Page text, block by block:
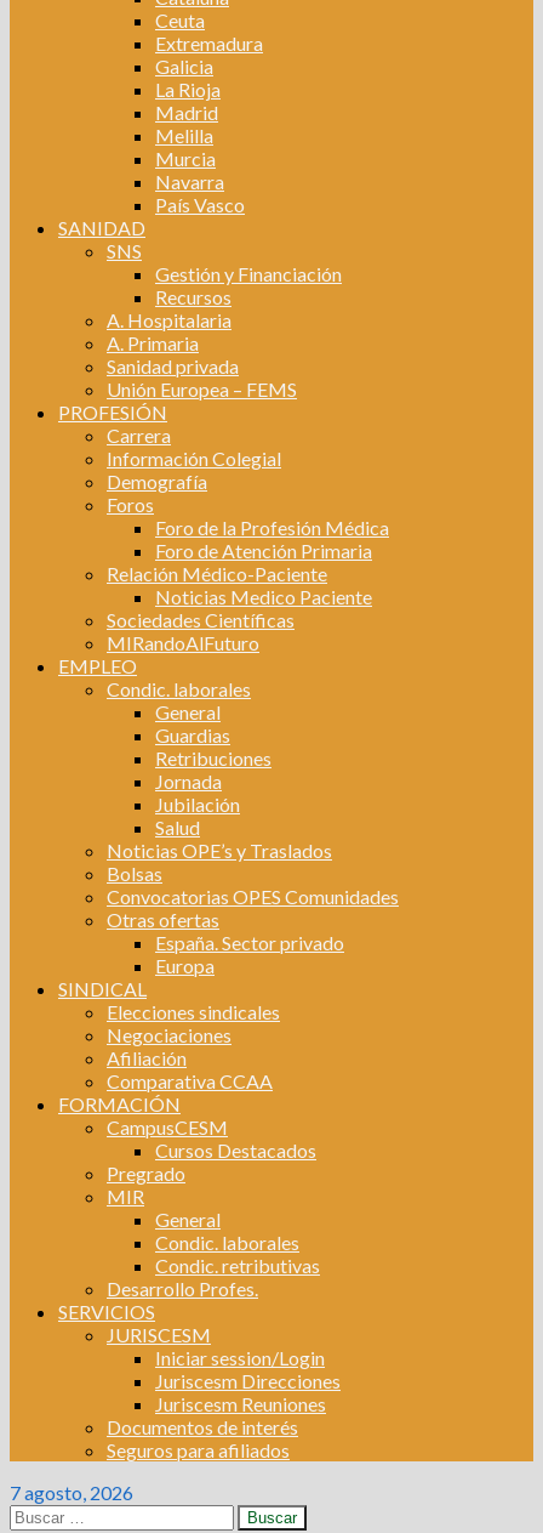
Ceuta
Extremadura
Galicia
La Rioja
Madrid
Melilla
Murcia
Navarra
País Vasco
SANIDAD
SNS
Gestión y Financiación
Recursos
A. Hospitalaria
A. Primaria
Sanidad privada
Unión Europea – FEMS
PROFESIÓN
Carrera
Información Colegial
Demografía
Foros
Foro de la Profesión Médica
Foro de Atención Primaria
Relación Médico-Paciente
Noticias Medico Paciente
Sociedades Científicas
MIRandoAlFuturo
EMPLEO
Condic. laborales
General
Guardias
Retribuciones
Jornada
Jubilación
Salud
Noticias OPE’s y Traslados
Bolsas
Convocatorias OPES Comunidades
Otras ofertas
España. Sector privado
Europa
SINDICAL
Elecciones sindicales
Negociaciones
Afiliación
Comparativa CCAA
FORMACIÓN
CampusCESM
Cursos Destacados
Pregrado
MIR
General
Condic. laborales
Condic. retributivas
Desarrollo Profes.
SERVICIOS
JURISCESM
Iniciar session/Login
Juriscesm Direcciones
Juriscesm Reuniones
Documentos de interés
Seguros para afiliados
7 agosto, 2026
Buscar: